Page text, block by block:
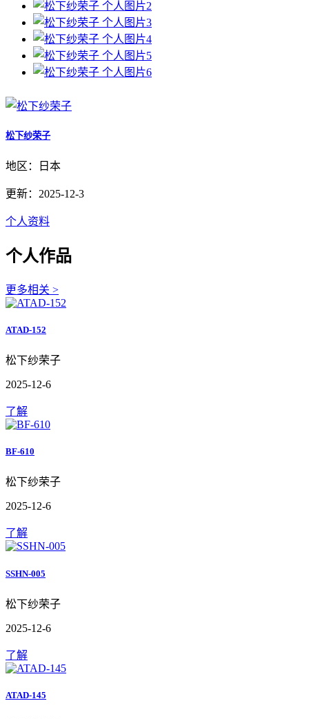
松下纱荣子
地区：日本
更新：2025-12-3
个人资料
个人作品
更多相关 >
ATAD-152
松下纱荣子
2025-12-6
了解
BF-610
松下纱荣子
2025-12-6
了解
SSHN-005
松下纱荣子
2025-12-6
了解
ATAD-145